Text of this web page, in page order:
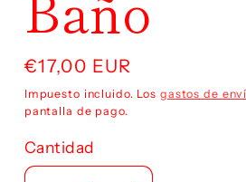
Precio
habitual
€17,00 EUR
Impuesto incluido. Los gastos de
pantalla de pago.
Cantidad